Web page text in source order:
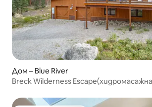
Дом – Blue River
Breck Wilderness